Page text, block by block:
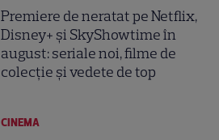
Premiere de neratat pe Netflix,
Disney+ și SkyShowtime în
august: seriale noi, filme de
colecție și vedete de top
CINEMA